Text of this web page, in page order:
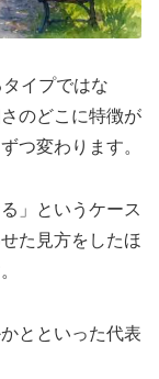
イプではな
のどこに特徴が
つ変わります。
」というケース
た見方をしたほ
とといった代表